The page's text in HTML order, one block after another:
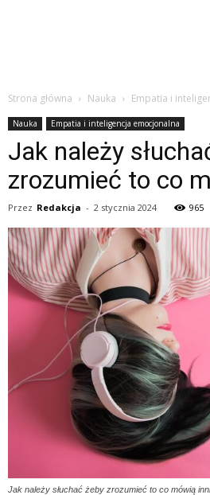
Strona główna Nauka Empatia i
Nauka Empatia i inteligencja emocjonalna
Jak należy
zrozumieć to co
Przez Redakcja - 2 stycznia 2024 965
Jak należy słuchać żeby zrozumieć to co mówią